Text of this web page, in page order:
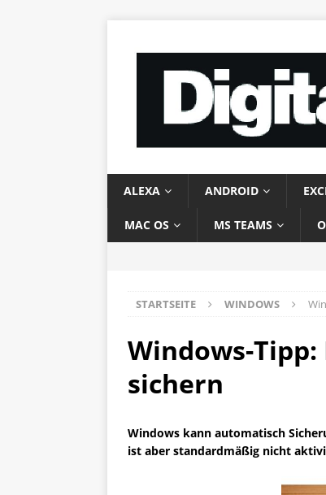
ALEXA ANDROID
MAC OS MS TEAMS
STARTSEITE WINDOWS
Windows-
sichern
Windows kann automatisch
ist aber standardmäßig nicht